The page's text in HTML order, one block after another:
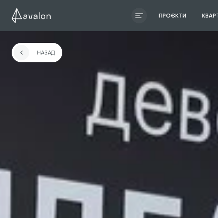
ПРОЄКТИ
ЧИТАТИ ІСТОРІЮ
НАЗАД